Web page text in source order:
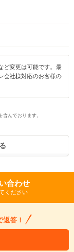
ど変更は可能です。最
会社様対応のお客様の
んでおります。
合わせ
ください
返答！